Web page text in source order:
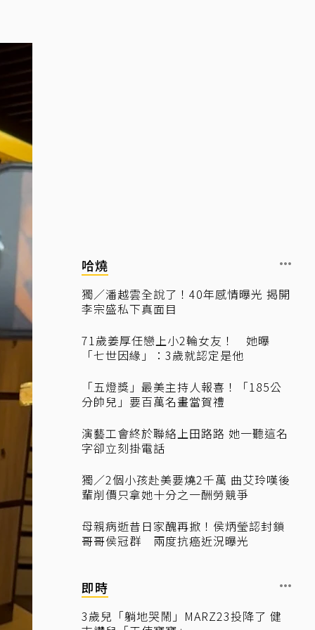
哈燒
獨／潘越雲全說了！40年感情曝光 揭開
李宗盛私下真面目
71歲姜厚任戀上小2輪女友！ 她曝
「七世因緣」：3歲就認定是他
「五燈獎」最美主持人報喜！「185公
分帥兒」要百萬名畫當賀禮
演藝工會終於聯絡上田路路 她一聽這名
字卻立刻掛電話
獨／2個小孩赴美要燒2千萬 曲艾玲嘆後
輩削價只拿她十分之一酬勞競爭
母親病逝昔日家醜再掀！侯炳瑩認封鎖
哥哥侯冠群 兩度抗癌近況曝光
即時
3歲兒「躺地哭鬧」MARZ23投降了 健